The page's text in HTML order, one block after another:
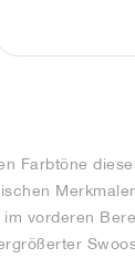
Farbtöne
vorderen